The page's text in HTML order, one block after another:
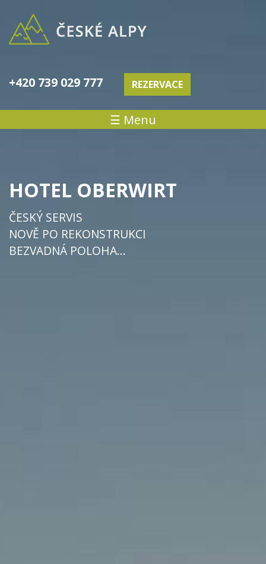
+420 739 029 777 REZERVACE
☰ Menu
HOTEL OBERWIRT
ČESKÝ SERVIS
NOVĚ PO REKONSTRUKCI
BEZVADNÁ POLOHA...